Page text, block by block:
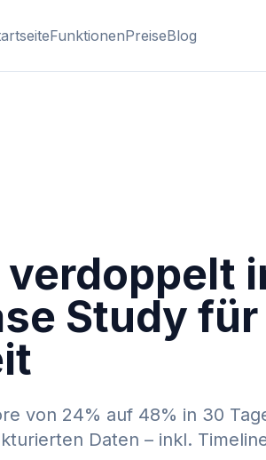
FunktionenPreiseBlog
verdoppelt
Study
von 24% auf 48% in 30
Daten – inkl.